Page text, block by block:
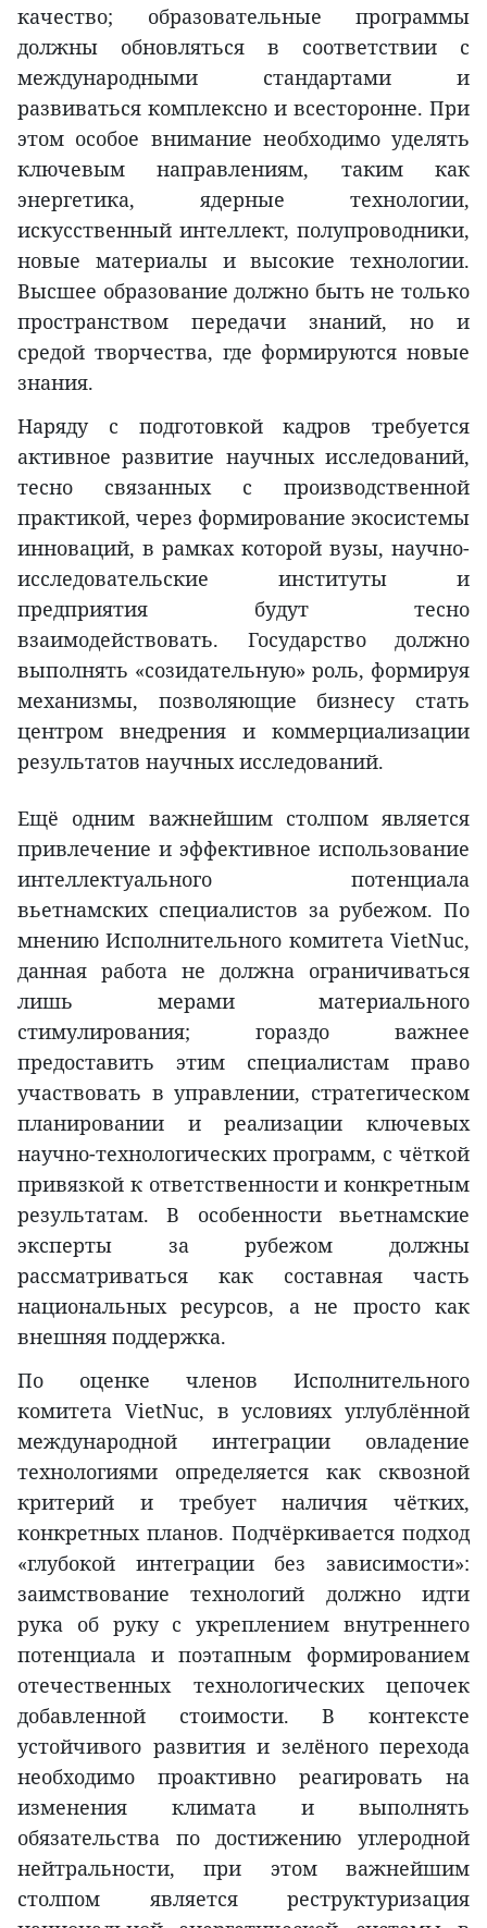
качество; образовательные программы
должны обновляться в соответствии с
международными стандартами и
развиваться комплексно и всесторонне. При
этом особое внимание необходимо уделять
ключевым направлениям, таким как
энергетика, ядерные технологии,
искусственный интеллект, полупроводники,
новые материалы и высокие технологии.
Высшее образование должно быть не только
пространством передачи знаний, но и
средой творчества, где формируются новые
знания.
Наряду с подготовкой кадров требуется
активное развитие научных исследований,
тесно связанных с производственной
практикой, через формирование экосистемы
инноваций, в рамках которой вузы, научно-
исследовательские институты и
предприятия будут тесно
взаимодействовать. Государство должно
выполнять «созидательную» роль, формируя
механизмы, позволяющие бизнесу стать
центром внедрения и коммерциализации
результатов научных исследований.
Ещё одним важнейшим столпом является
привлечение и эффективное использование
интеллектуального потенциала
вьетнамских специалистов за рубежом. По
мнению Исполнительного комитета VietNuc,
данная работа не должна ограничиваться
лишь мерами материального
стимулирования; гораздо важнее
предоставить этим специалистам право
участвовать в управлении, стратегическом
планировании и реализации ключевых
научно-технологических программ, с чёткой
привязкой к ответственности и конкретным
результатам. В особенности вьетнамские
эксперты за рубежом должны
рассматриваться как составная часть
национальных ресурсов, а не просто как
внешняя поддержка.
По оценке членов Исполнительного
комитета VietNuc, в условиях углублённой
международной интеграции овладение
технологиями определяется как сквозной
критерий и требует наличия чётких,
конкретных планов. Подчёркивается подход
«глубокой интеграции без зависимости»:
заимствование технологий должно идти
рука об руку с укреплением внутреннего
потенциала и поэтапным формированием
отечественных технологических цепочек
добавленной стоимости. В контексте
устойчивого развития и зелёного перехода
необходимо проактивно реагировать на
изменения климата и выполнять
обязательства по достижению углеродной
нейтральности, при этом важнейшим
столпом является реструктуризация